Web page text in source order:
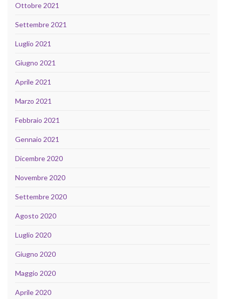
Ottobre 2021
Settembre 2021
Luglio 2021
Giugno 2021
Aprile 2021
Marzo 2021
Febbraio 2021
Gennaio 2021
Dicembre 2020
Novembre 2020
Settembre 2020
Agosto 2020
Luglio 2020
Giugno 2020
Maggio 2020
Aprile 2020